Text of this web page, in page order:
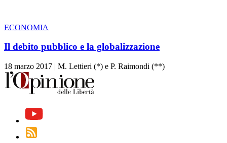
ECONOMIA
Il debito pubblico e la globalizzazione
18 marzo 2017 | M. Lettieri (*) e P. Raimondi (**)